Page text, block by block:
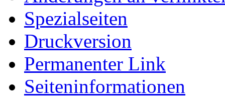
Spezialseiten
Druckversion
Permanenter Link
Seiten­informationen